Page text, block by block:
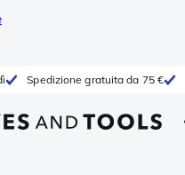
Spedizione gratuita da 75 €